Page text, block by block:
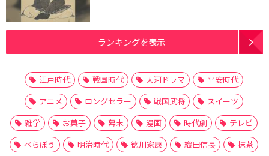
ランキングを表示
江戸時代 戦国時代 大河ドラマ
平安時代
アニメ
ロングセラー 戦国武将
スイーツ
雑学
お菓子 幕末 漫画 時代劇
テレビ
べらぼう
明治時代 徳川家康 織田信長
抹茶